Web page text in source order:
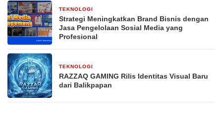
TEKNOLOGI
Strategi Meningkatkan Brand Bisnis dengan
Jasa Pengelolaan Sosial Media yang
Profesional
TEKNOLOGI
RAZZAQ GAMING Rilis Identitas Visual Baru
dari Balikpapan